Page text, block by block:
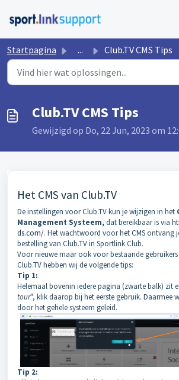
Startpagina ... Club.TV CMS Tips
Club.TV CMS Tips
Gewijzigd op Do, 22 Jun, 2023 om
Het CMS van Club.TV
De instellingen voor Club.TV kun je wijzigen in het
Management Systeem,dat bereikbaar is via
ds.com/. Het wachtwoord voor het CMS ontvang
bestelling van Club.TV in Sportlink Club.
Voor nieuwe maar ook voor bestaande gebruikers
Club.TV hebben wij de volgende tips:
Tip 1:
Helemaal bovenin iedere pagina (zwarte balk) zit
tour", klik daarop bij het eerste gebruik. Daarmee
door het gehele systeem geleid.
Tip 2: